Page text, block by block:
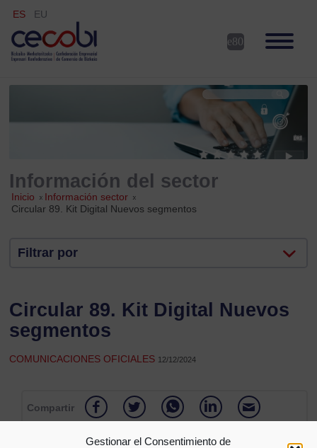
Gestionar el Consentimiento de
ES EU
Información del sector
Inicio » Información sector »
Circular 89. Kit Digital Nuevos segmentos
Filtrar por
Circular 89. Kit Digital Nuevos
segmentos
COMUNICACIONES OFICIALES 12/12/2024
Compartir